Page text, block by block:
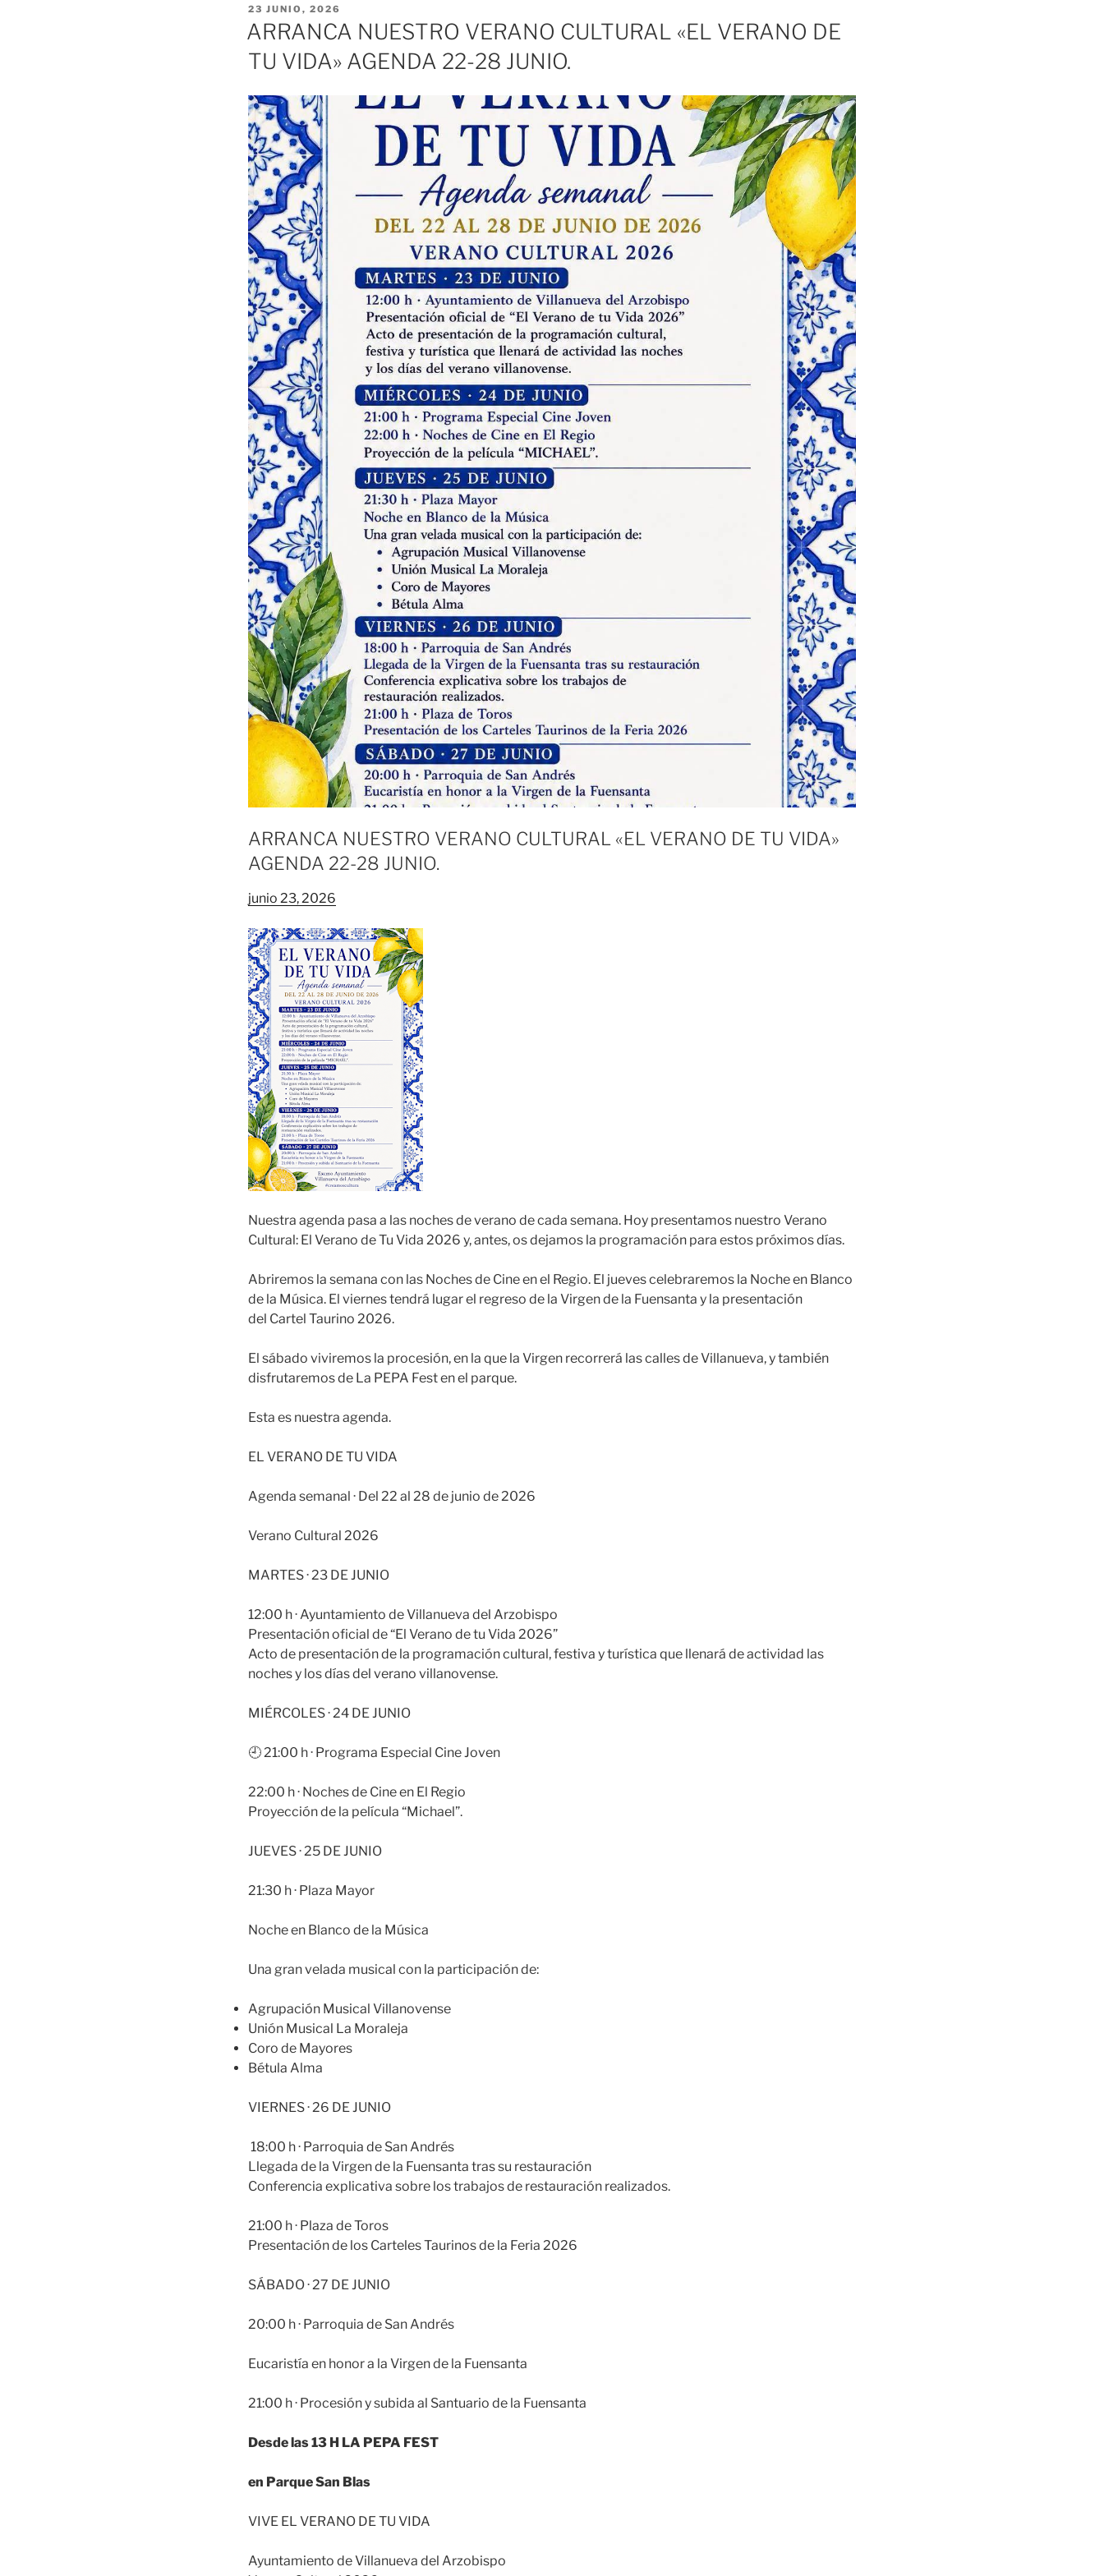
PUBLICADO
EL
23 JUNIO, 2026
ARRANCA NUESTRO VERANO CULTURAL «EL VERANO DE
TU VIDA» AGENDA 22-28 JUNIO.
ARRANCA NUESTRO VERANO CULTURAL «EL VERANO DE TU VIDA»
AGENDA 22-28 JUNIO.
junio 23, 2026
Nuestra agenda pasa a las noches de verano de cada semana. Hoy presentamos nuestro Verano
Cultural: El Verano de Tu Vida 2026 y, antes, os dejamos la programación para estos próximos días.
Abriremos la semana con las Noches de Cine en el Regio. El jueves celebraremos la Noche en Blanco
de la Música. El viernes tendrá lugar el regreso de la Virgen de la Fuensanta y la presentación
del Cartel Taurino 2026.
El sábado viviremos la procesión, en la que la Virgen recorrerá las calles de Villanueva, y también
disfrutaremos de La PEPA Fest en el parque.
Esta es nuestra agenda.
EL VERANO DE TU VIDA
Agenda semanal · Del 22 al 28 de junio de 2026
Verano Cultural 2026
MARTES · 23 DE JUNIO
12:00 h · Ayuntamiento de Villanueva del Arzobispo
Presentación oficial de “El Verano de tu Vida 2026”
Acto de presentación de la programación cultural, festiva y turística que llenará de actividad las
noches y los días del verano villanovense.
MIÉRCOLES · 24 DE JUNIO
🕘 21:00 h · Programa Especial Cine Joven
22:00 h · Noches de Cine en El Regio
Proyección de la película “Michael”.
JUEVES · 25 DE JUNIO
21:30 h · Plaza Mayor
Noche en Blanco de la Música
Una gran velada musical con la participación de:
Agrupación Musical Villanovense
Unión Musical La Moraleja
Coro de Mayores
Bétula Alma
VIERNES · 26 DE JUNIO
18:00 h · Parroquia de San Andrés
Llegada de la Virgen de la Fuensanta tras su restauración
Conferencia explicativa sobre los trabajos de restauración realizados.
21:00 h · Plaza de Toros
Presentación de los Carteles Taurinos de la Feria 2026
SÁBADO · 27 DE JUNIO
20:00 h · Parroquia de San Andrés
Eucaristía en honor a la Virgen de la Fuensanta
21:00 h · Procesión y subida al Santuario de la Fuensanta
Desde las 13 H LA PEPA FEST
en Parque San Blas
VIVE EL VERANO DE TU VIDA
Ayuntamiento de Villanueva del Arzobispo